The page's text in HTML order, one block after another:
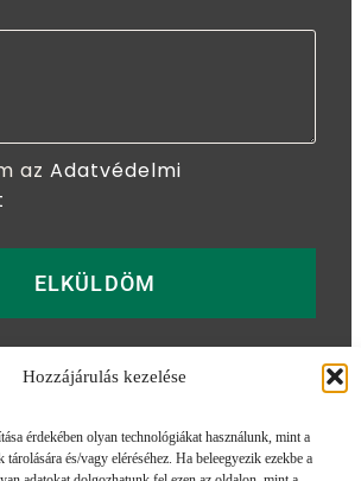
Hozzájárulás kezelése
érdekében olyan technológiákat használunk, mint a
és/vagy eléréséhez. Ha beleegyezik ezekbe a
az Adatvédelmi
ELKÜLDÖM
tájékozatóImpresszum ÁSZF